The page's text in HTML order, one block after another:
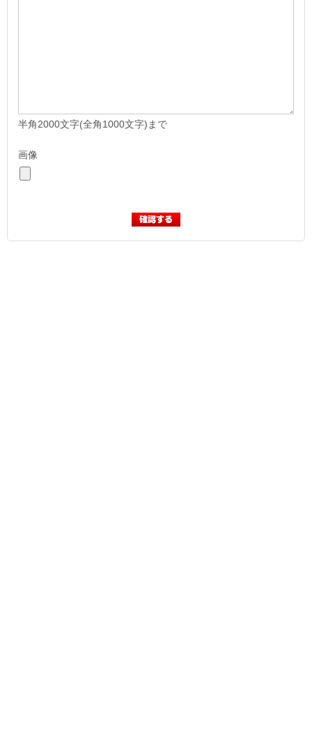
半角2000文字(全角1000文字)まで
画像